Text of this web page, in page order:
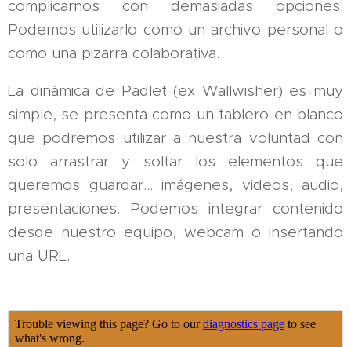
complicarnos con demasiadas opciones.
Podemos utilizarlo como un archivo personal o
como una pizarra colaborativa.
La dinámica de Padlet (ex Wallwisher) es muy
simple, se presenta como un tablero en blanco
que podremos utilizar a nuestra voluntad con
solo arrastrar y soltar los elementos que
queremos guardar... imágenes, videos, audio,
presentaciones. Podemos integrar contenido
desde nuestro equipo, webcam o insertando
una URL.